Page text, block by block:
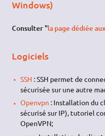
Windows)
Consulter "la page dédiée
Logiciels
SSH : SSH permet de
sécurisée sur une autre
Openvpn : Installation du
sécurisé sur IP), tutoriel
OpenVPN;